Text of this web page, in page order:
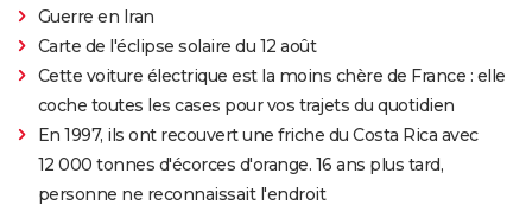
Guerre en Iran
Carte de l'éclipse solaire du 12 août
Cette voiture électrique est la moins chère de France : elle
coche toutes les cases pour vos trajets du quotidien
En 1997, ils ont recouvert une friche du Costa Rica avec
12 000 tonnes d'écorces d'orange. 16 ans plus tard,
personne ne reconnaissait l'endroit